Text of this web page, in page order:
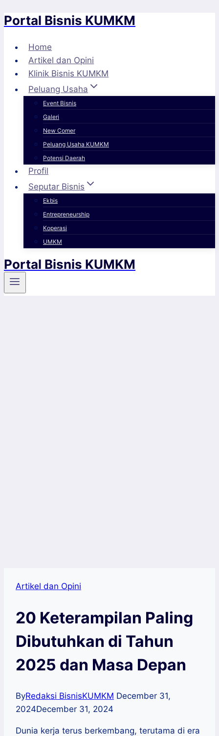
Skip
content
Portal Bisnis KUMKM
Home
Artikel dan Opini
Klinik Bisnis KUMKM
Peluang Usaha
Event Bisnis
Galeri
New Comer
Peluang Usaha KUMKM
Potensi Daerah
Profil
Seputar Bisnis
Ekbis
Entrepreneurship
Koperasi
UMKM
Portal Bisnis KUMKM
Artikel dan Opini
20 Keterampilan Paling
Dibutuhkan di Tahun
2025 dan Masa Depan
ByRedaksi BisnisKUMKM December 31,
2024December 31, 2024
Dunia kerja terus berkembang, terutama di era